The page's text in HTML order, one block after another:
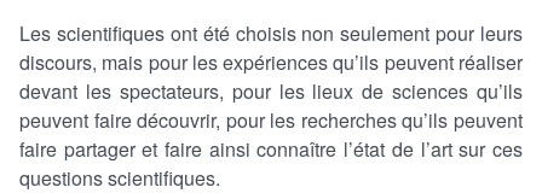
Les scientifiques ont été choisis non seulement pour leurs
discours, mais pour les expériences qu’ils peuvent réaliser
devant les spectateurs, pour les lieux de sciences qu’ils
peuvent faire découvrir, pour les recherches qu’ils peuvent
faire partager et faire ainsi connaître l’état de l’art sur ces
questions scientifiques.